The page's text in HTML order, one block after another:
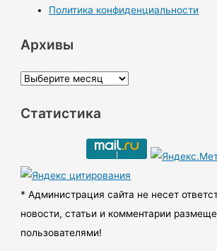
Политика конфиденциальности
Архивы
А
х
ы
Статистика
* Администрация сайта не несет
новости, статьи и комментарии
пользователями!